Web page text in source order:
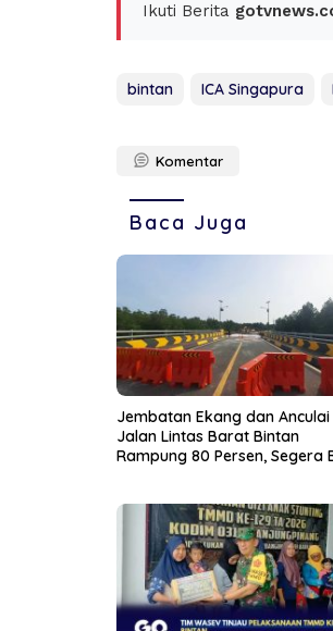
Ikuti Berita
bintan ICA Singapura
Komentar
Baca Juga
Jembatan Ekang dan
Jalan Lintas Barat Bintan
Rampung 80 Persen, Segera